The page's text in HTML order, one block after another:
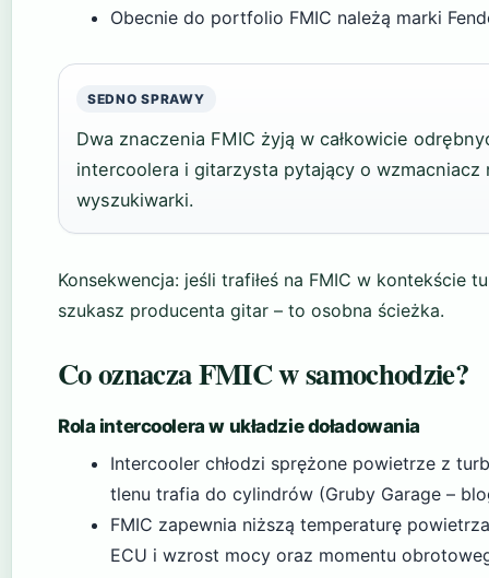
Obecnie do portfolio FMIC należą marki
SEDNO SPRAWY
Dwa znaczenia FMIC żyją w całkowicie
intercoolera i gitarzysta pytający o
wyszukiwarki.
Konsekwencja: jeśli trafiłeś na FMIC w kontekście
szukasz producenta gitar – to osobna ścieżka.
Co oznacza FMIC w samochodzie?
Rola intercoolera w układzie doładowania
Intercooler chłodzi sprężone powietrze z
tlenu trafia do cylindrów (Gruby Garage –
FMIC zapewnia niższą temperaturę
ECU i wzrost mocy oraz momentu